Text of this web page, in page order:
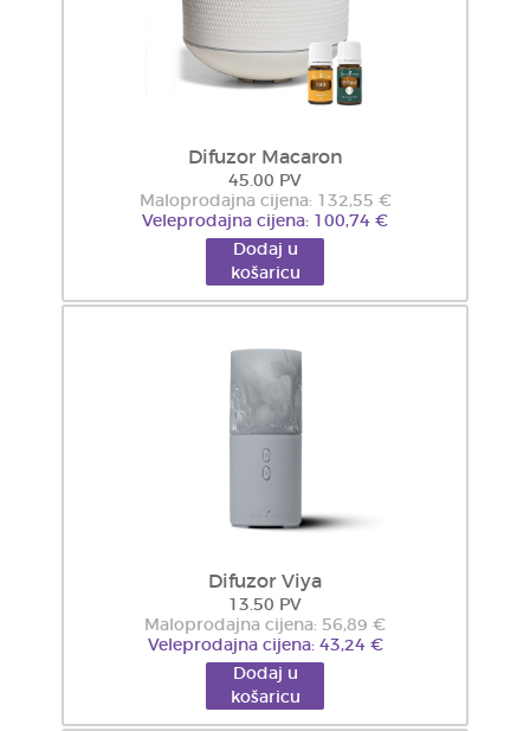
Difuzor Macaron
45.00 PV
Maloprodajna cijena: 132,55 €
Veleprodajna cijena: 100,74 €
Dodaj u
košaricu
Difuzor Viya
13.50 PV
Maloprodajna cijena: 56,89 €
Veleprodajna cijena: 43,24 €
Dodaj u
košaricu